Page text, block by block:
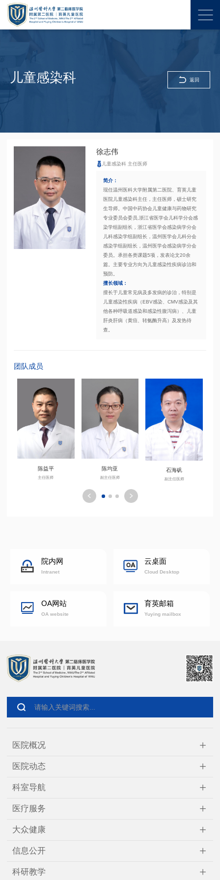
儿童感染科 返回
徐志伟
儿童感染科 主任医师
简介：
现任温州医科大学附属第二医院、育英儿童
医院儿童感染科主任，主任医师，硕士研究
生导师。中国中药协会儿童健康与药物研究
专业委员会委员,浙江省医学会儿科学分会感
染学组副组长，浙江省医学会感染病学分会
儿科感染学组副组长，温州医学会儿科分会
感染学组副组长，温州医学会感染病学分会
委员。承担各类课题5项，发表论文20余
篇。主要专业方向为儿童感染性疾病诊治和
预防。
擅长领域：
擅长于儿童常见病及多发病的诊治，特别是
儿童感染性疾病（EBV感染、CMV感染及其
他各种呼吸道感染和感染性腹泻病）、儿童
肝炎肝病（黄疸、转氨酶升高）及发热待
查。
团队成员
陈益平
主任医师
陈均亚
副主任医师
石海矾
副主任医师
院内网
Intranet
云桌面
Cloud Desktop
OA网站
OA website
育英邮箱
Yuying mailbox
医院概况 +
医院动态 +
科室导航 +
医疗服务 +
大众健康 +
信息公开 +
科研教学 +